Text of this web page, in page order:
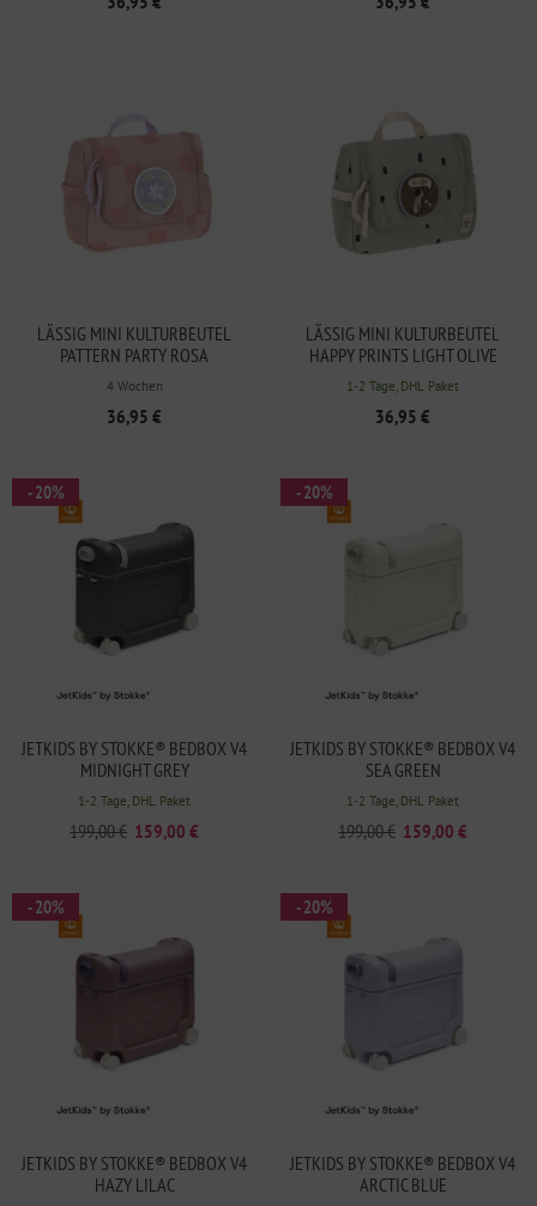
LÄSSIG MINI KULTURBEUTEL
PATTERN PARTY ROSA
4 Wochen
36,95 €
LÄSSIG MINI KULTURBEUTEL
HAPPY PRINTS LIGHT OLIVE
1-2 Tage, DHL Paket
36,95 €
JETKIDS BY STOKKE® BEDBOX V4
MIDNIGHT GREY
1-2 Tage, DHL Paket
199,00 € 159,00 €
- 20%
JETKIDS BY STOKKE® BEDBOX V4
SEA GREEN
1-2 Tage, DHL Paket
199,00 € 159,00 €
- 20%
JETKIDS BY STOKKE® BEDBOX V4
HAZY LILAC
- 20%
JETKIDS BY STOKKE® BEDBOX V4
ARCTIC BLUE
- 20%